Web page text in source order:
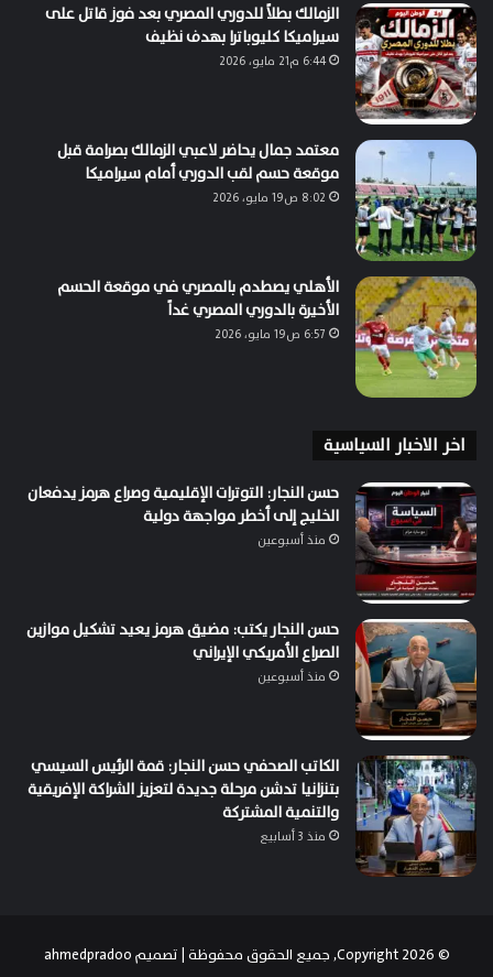
الزمالك بطلاً للدوري المصري بعد فوز قاتل على
سيراميكا كليوباترا بهدف نظيف
6:44 م21 مايو، 2026
معتمد جمال يحاضر لاعبي الزمالك بصرامة قبل
موقعة حسم لقب الدوري أمام سيراميكا
8:02 ص19 مايو، 2026
الأهلي يصطدم بالمصري في موقعة الحسم
الأخيرة بالدوري المصري غداً
6:57 ص19 مايو، 2026
اخر الاخبار السياسية
حسن النجار: التوترات الإقليمية وصراع هرمز يدفعان
الخليج إلى أخطر مواجهة دولية
منذ أسبوعين
حسن النجار يكتب: مضيق هرمز يعيد تشكيل موازين
الصراع الأمريكي الإيراني
منذ أسبوعين
الكاتب الصحفي حسن النجار: قمة الرئيس السيسي
بتنزانيا تدشن مرحلة جديدة لتعزيز الشراكة الإفريقية
والتنمية المشتركة
منذ 3 أسابيع
© Copyright 2026, جميع الحقوق محفوظة | تصميم ahmedpradoo